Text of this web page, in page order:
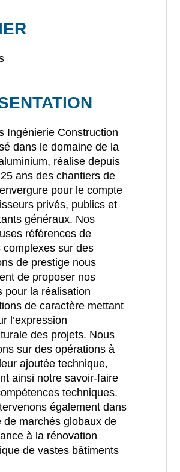
Ingénierie Construction
dans le domaine de la
réalise depuis
ans des chantiers de
pour le compte
privés, publics et
généraux. Nos
références de
complexes sur des
de prestige nous
de proposer nos
pour la réalisation
de caractère mettant
l’expression
des projets. Nous
sur des opérations à
ajoutée technique,
ainsi notre savoir-faire
techniques.
également dans
de marchés globaux de
à la rénovation
de vastes bâtiments